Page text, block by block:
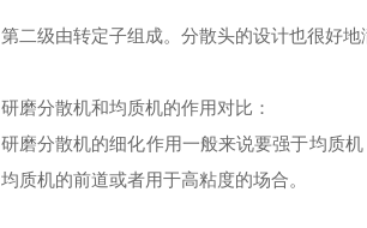
第二级由转定子组成。分散头的设计也很好地
研磨分散机和均质机的作用对比：
研磨分散机的细化作用一般来说要强于均质
均质机的前道或者用于高粘度的场合。